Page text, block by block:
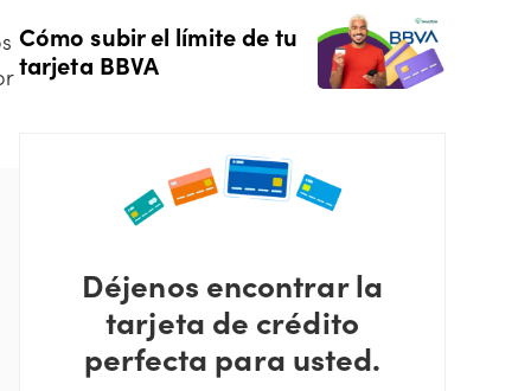
Cómo subir el límite de tu
tarjeta BBVA
Déjenos encontrar la
tarjeta de crédito
perfecta para usted.